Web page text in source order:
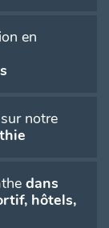
en
notre
dans
hôtels,